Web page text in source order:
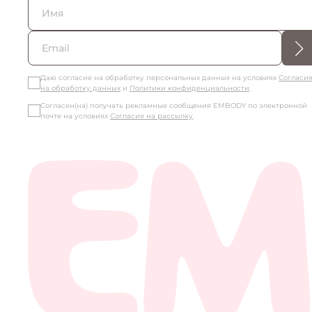
LILI COLLECTION
Даю согласие на обработку персональных данных на условиях Согласия
на обработку данных и Политики конфиденциальности.
Согласен(на) получать рекламные сообщения EMBODY по электронной
почте на условиях Согласия на рассылку.